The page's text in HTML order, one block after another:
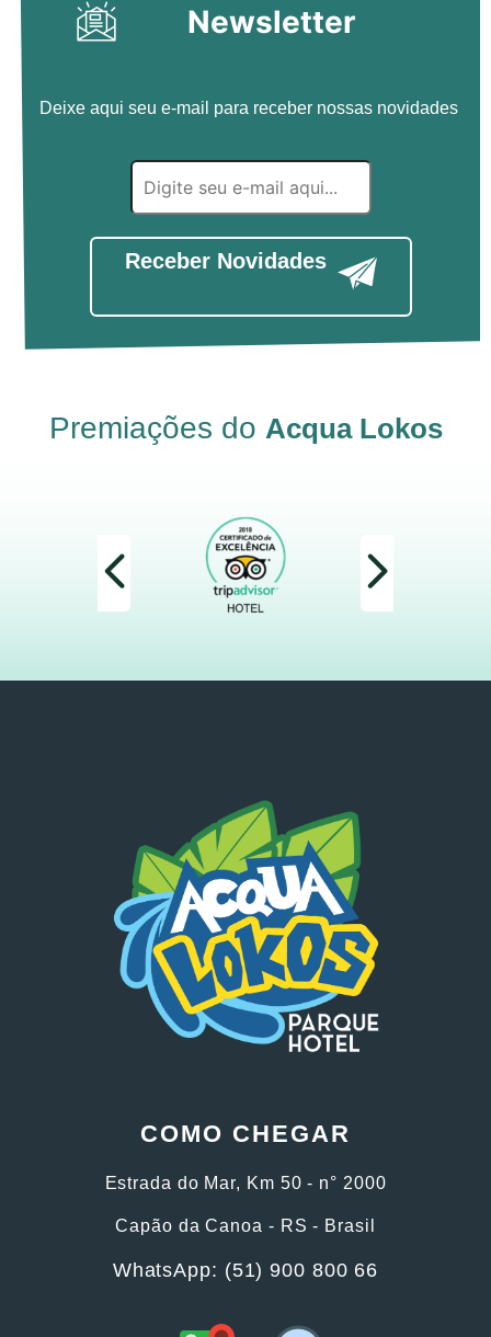
Newsletter
Deixe aqui seu e-mail para receber nossas novidades
Receber Novidades
Premiações do Acqua Lokos
COMO CHEGAR
Estrada do Mar, Km 50 - n° 2000
Capão da Canoa - RS - Brasil
WhatsApp: (51) 900 800 66